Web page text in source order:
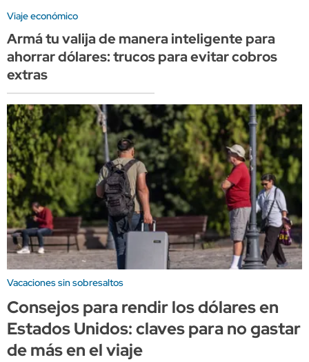
Viaje económico
Armá tu valija de manera inteligente para
ahorrar dólares: trucos para evitar cobros
extras
Vacaciones sin sobresaltos
Consejos para rendir los dólares en
Estados Unidos: claves para no gastar
de más en el viaje